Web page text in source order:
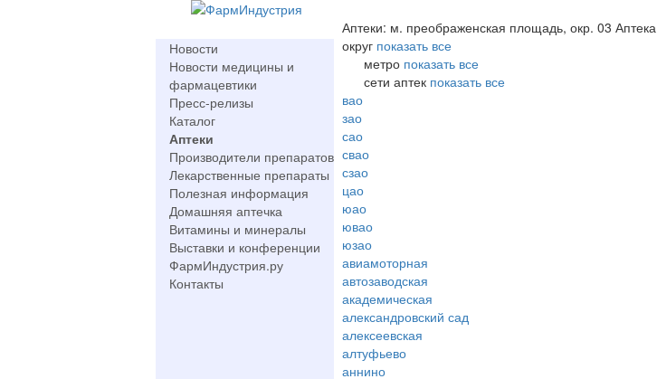
Новости
Новости медицины и
фармацевтики
Пресс-релизы
Каталог
Аптеки
Производители препаратов
Лекарственные препараты
Полезная информация
Домашняя аптечка
Витамины и минералы
Выставки и конференции
ФармИндустрия.ру
Контакты
Аптеки: м. преображенская площадь, окр. 03 Аптека
округ показать все
метро показать все
сети аптек показать все
вао
зао
сао
свао
сзао
цао
юао
ювао
юзао
авиамоторная
автозаводская
академическая
александровский сад
алексеевская
алтуфьево
аннино